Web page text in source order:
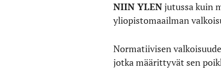
NIIN YLENjutussa kuin
yliopistomaailman
Normatiivisen
jotka määrittyvät sen